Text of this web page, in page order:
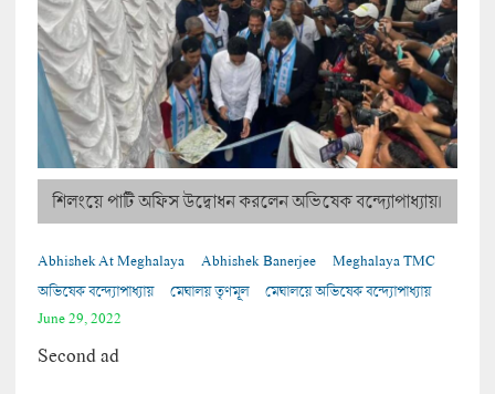
শিলংয়ে পার্টি অফিস উদ্বোধন করলেন অভিষেক বন্দ্যোপাধ্যায়।
Abhishek At Meghalaya Abhishek Banerjee
Meghalaya TMC
অভিষেক বন্দ্যোপাধ্যায়
মেঘালয় তৃণমূল
মেঘালয়ে অভিষেক বন্দ্যোপাধ্যায়
June 29, 2022
Second ad